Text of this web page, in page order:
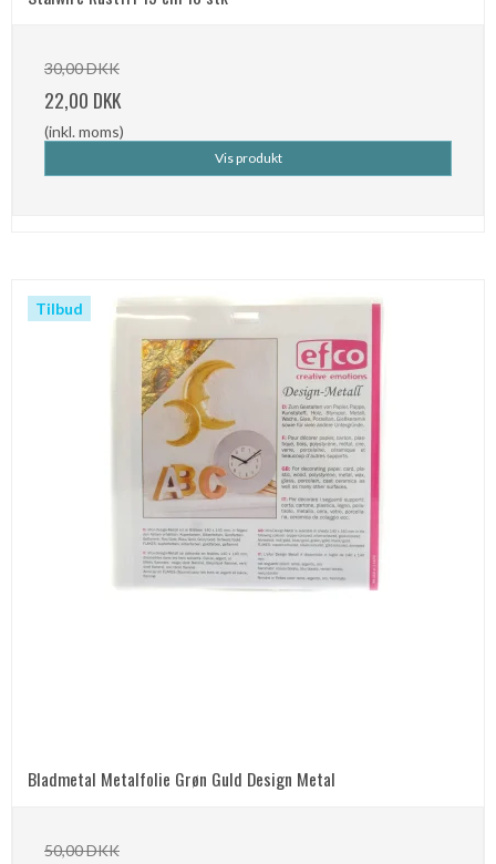
30,00 DKK
22,00 DKK
(inkl. moms)
Vis produkt
Tilbud
Bladmetal Metalfolie Grøn Guld Design Metal
50,00 DKK